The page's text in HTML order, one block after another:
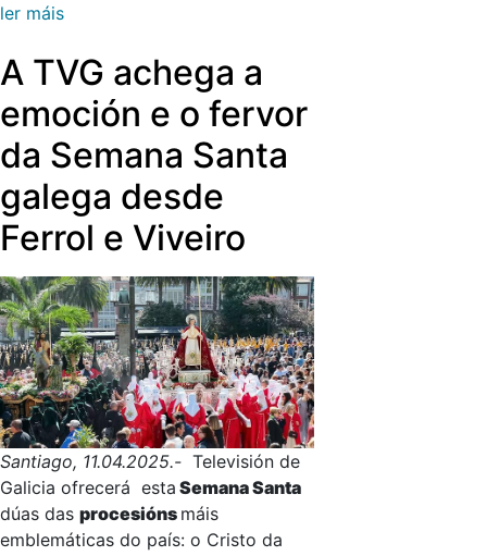
ler máis
A TVG achega a
emoción e o fervor
da Semana Santa
galega desde
Ferrol e Viveiro
Santiago, 11.04.2025.- Televisión de
Galicia ofrecerá esta Semana Santa
dúas das procesións máis
emblemáticas do país: o Cristo da